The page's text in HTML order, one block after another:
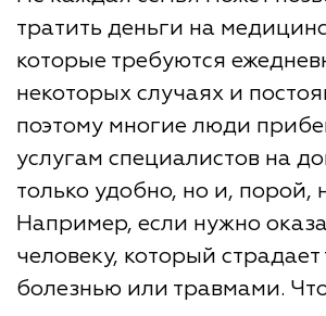
тратить деньги на
которые требуются
некоторых случаях и
поэтому многие люди
услугам специалистов на
только удобно, но и, порой,
Например, если нужно
человеку, который
болезнью или травмами.